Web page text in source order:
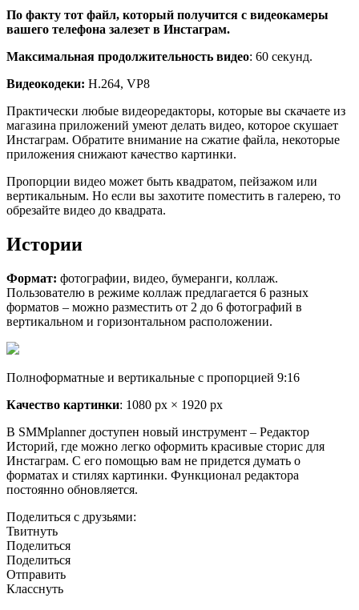
По факту тот файл, который получится с видеокамеры
вашего телефона залезет в Инстаграм.
Максимальная продолжительность видео: 60 секунд.
Видеокодеки: H.264, VP8
Практически любые видеоредакторы, которые вы скачаете из
магазина приложений умеют делать видео, которое скушает
Инстаграм. Обратите внимание на сжатие файла, некоторые
приложения снижают качество картинки.
Пропорции видео может быть квадратом, пейзажом или
вертикальным. Но если вы захотите поместить в галерею, то
обрезайте видео до квадрата.
Истории
Формат: фотографии, видео, бумеранги, коллаж.
Пользователю в режиме коллаж предлагается 6 разных
форматов – можно разместить от 2 до 6 фотографий в
вертикальном и горизонтальном расположении.
Полноформатные и вертикальные с пропорцией 9:16
Качество картинки: 1080 px × 1920 px
В SMMplanner доступен новый инструмент – Редактор
Историй, где можно легко оформить красивые сторис для
Инстаграм. С его помощью вам не придется думать о
форматах и стилях картинки. Функционал редактора
постоянно обновляется.
Поделиться с друзьями:
Твитнуть
Поделиться
Поделиться
Отправить
Класснуть